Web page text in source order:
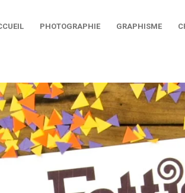
PHOTOGRAPHIE GRAPHISME